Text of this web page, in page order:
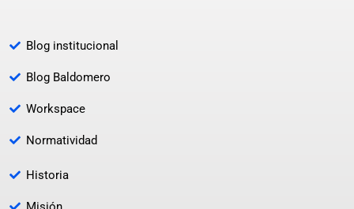
Blog institucional
Blog Baldomero
Workspace
Normatividad
Historia